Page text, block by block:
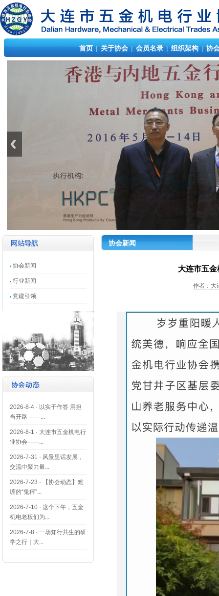
首页 | 关于协会 | 会员名录 | 组织架构 | 协
协会新闻
行业新闻
党建引领
2026-8-4 · 以实干作答 用担
当开路 ——...
2026-8-1 · 大连市五金机电行
业协会——...
2026-7-31 · 风景里话发展，
交流中聚力量...
2026-7-23 ·
【协会动态】难
缠的“鬼秤”...
2026-7-10 · 这个下午，五金
机电老板们为...
2026-7-8 · 一场知行共生的研
学之行｜大...
协会新闻
大连市五
作者：大